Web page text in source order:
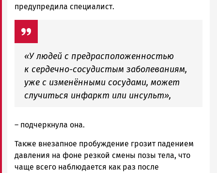
предупредила специалист.
«У людей с предрасположенностью
к сердечно-сосудистым заболеваниям,
уже с изменёнными сосудами, может
случиться инфаркт или инсульт»,
– подчеркнула она.
Также внезапное пробуждение грозит падением
давления на фоне резкой смены позы тела, что
чаще всего наблюдается как раз после